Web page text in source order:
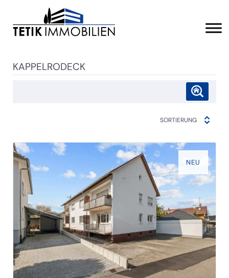
KAPPELRODECK
SORTIERUNG
NEU